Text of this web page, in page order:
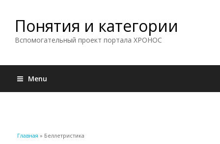
Понятия и категории
Вспомогательный проект портала ХРОНОС
Menu
Вы здесь
Главная » Беллетристика